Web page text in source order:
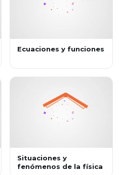
Ecuaciones y funciones
Situaciones y
fenómenos de la física